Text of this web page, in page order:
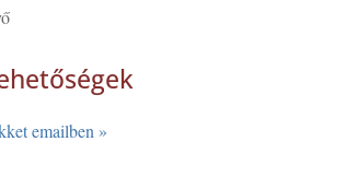
emailben »